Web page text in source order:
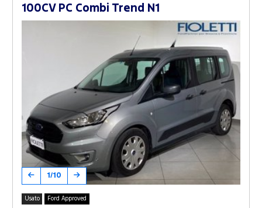
100CV PC Combi Trend N1
1/10
Usato Ford Approved